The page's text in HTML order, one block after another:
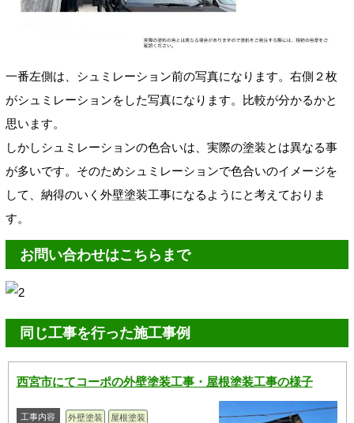
一番左側は、シュミレーション前の写真になります。右側２枚
がシュミレーションをした写真になります。比較が分かるかと
思います。
しかしシュミレーションの色合いは、実際の塗装とは異なる事
が多いです。そのためシュミレーションで色合いのイメージを
して、納得のいく外壁塗装工事になるようにと考えておりま
す。
お問い合わせはこちらまで
同じ工事を行った施工事例
西宮市にてコーポの外壁塗装工事・屋根塗装工事の様子
工事内容 外壁塗装
屋根塗装